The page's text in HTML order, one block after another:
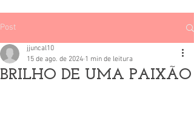
Post
BRILHO DE UMA PAIXÃO
jjuncal10
15 de ago. de 2024 1 min de leitura